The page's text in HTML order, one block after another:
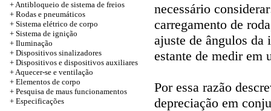
+ Antibloqueio de sistema de freios
+ Rodas e pneumáticos
+ Sistema elétrico de corpo
+ Sistema de ignição
+ Iluminação
+ Dispositivos sinalizadores
+ Dispositivos e dispositivos auxiliares
+Aquecer-se e ventilação
+ Elementos de corpo
+ Pesquisa de maus funcionamentos
+ Especificações
necessário
carregamento de
ajuste de ângulos da
estante de medir em
Por essa razão
depreciação em